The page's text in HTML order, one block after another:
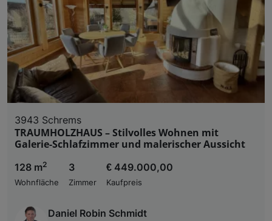
3943 Schrems
TRAUMHOLZHAUS – Stilvolles Wohnen mit
Galerie-Schlafzimmer und malerischer Aussicht
128 m2
Wohnfläche
3
Zimmer
€ 449.000,00
Kaufpreis
Daniel Robin Schmidt